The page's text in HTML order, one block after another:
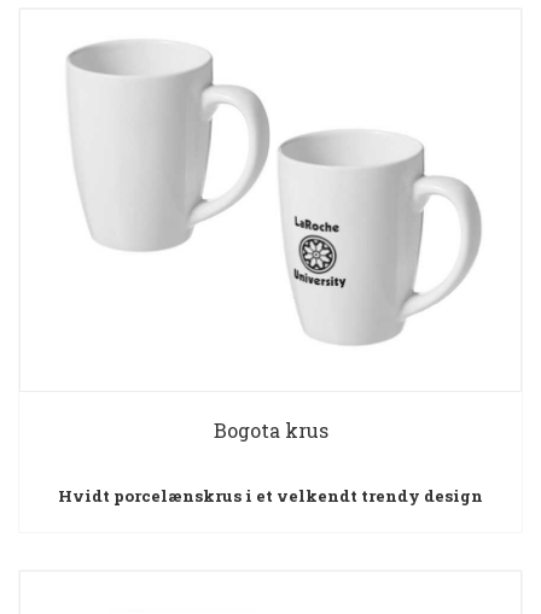
Bogota krus
Hvidt porcelænskrus i et velkendt trendy design